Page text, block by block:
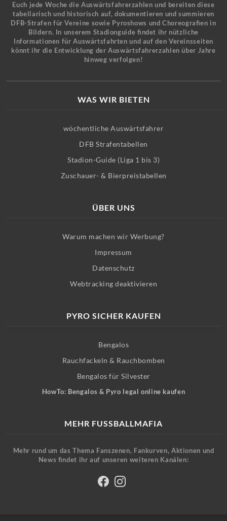
Euch jede Woche die Auswärtsfahrerzahlen und bereiten diese
tabellarisch und historisch auf, dokumentieren und summieren
DFB-Strafen für Vereine sowie Pyroshows und Choreografien in
Bildern. In unserem Stadionguide findet ihr nützliche
Informationen für Auswärtsfahrten und auf den Vereinsseiten
könnt ihr die Entwicklung der Auswärtsfahrerzahlen über Jahre
hinweg verfolgen!
WAS WIR BIETEN
wöchentliche Auswärtsfahrer
DFB Strafentabellen
Stadion-Guide (Liga 1 bis 3)
Zuschauer- & Bierpreistabellen
ÜBER UNS
Warum machen wir Werbung?
Impressum
Datenschutz
Webtracking deaktivieren
PYRO SICHER KAUFEN
Bengalos
Rauchfackeln & Rauchbomben
Bengalos für Silvester
HowTo: Bengalos & Pyro legal online kaufen
MEHR FUSSBALLMAFIA
Mehr rund um das Thema Fanszenen, Fankurven, Aktionen und
News findet ihr auf unseren weiteren Kanälen: